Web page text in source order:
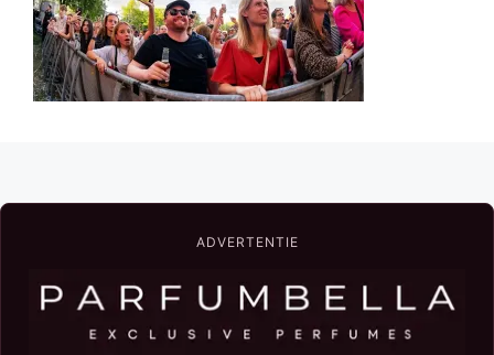
ADVERTENTIE